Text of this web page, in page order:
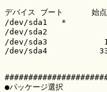
デバイス ブート
/dev/sda1   *
/dev/sda2
/dev/sda3
/dev/sda4
●パッケージ選択